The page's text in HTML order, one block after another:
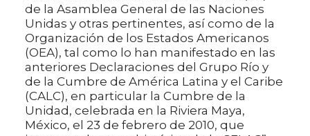
de la Asamblea General de las Naciones
Unidas y otras pertinentes, así como de la
Organización de los Estados Americanos
(OEA), tal como lo han manifestado en las
anteriores Declaraciones del Grupo Río y
de la Cumbre de América Latina y el Caribe
(CALC), en particular la Cumbre de la
Unidad, celebrada en la Riviera Maya,
México, el 23 de febrero de 2010, que